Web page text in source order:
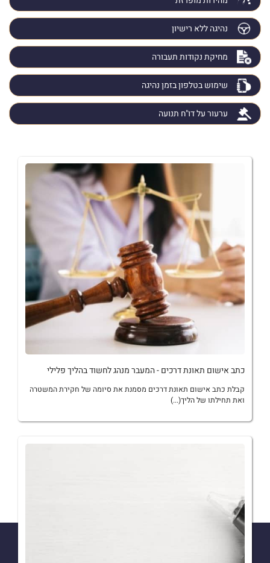
נהיגה ללא רישיון
מחיקת נקודות תעבורה
שימוש בטלפון בזמן נהיגה
ערעור על דו"ח תנועה
כתב אישום תאונת דרכים - המעבר מנהג לחשוד בהליך פלילי
קבלת כתב אישום תאונת דרכים מסמנת את סיומה של חקירת המשטרה
ואת תחילתו של הליך(...)